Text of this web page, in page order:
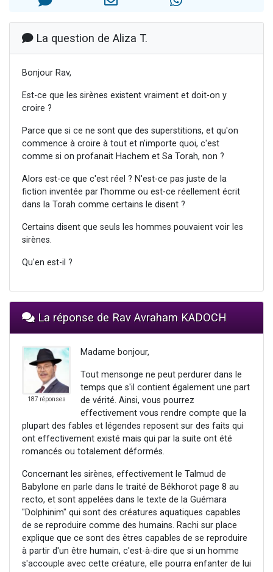
La question de Aliza T.
Bonjour Rav,
Est-ce que les sirènes existent vraiment et doit-on y
croire ?
Parce que si ce ne sont que des superstitions, et qu'on
commence à croire à tout et n'importe quoi, c'est
comme si on profanait Hachem et Sa Torah, non ?
Alors est-ce que c'est réel ? N'est-ce pas juste de la
fiction inventée par l'homme ou est-ce réellement écrit
dans la Torah comme certains le disent ?
Certains disent que seuls les hommes pouvaient voir les
sirènes.
Qu'en est-il ?
La réponse de Rav Avraham KADOCH
187 réponses
Madame bonjour,
Tout mensonge ne peut perdurer dans le
temps que s'il contient également une part
de vérité. Ainsi, vous pourrez
effectivement vous rendre compte que la
plupart des fables et légendes reposent sur des faits qui
ont effectivement existé mais qui par la suite ont été
romancés ou totalement déformés.
Concernant les sirènes, effectivement le Talmud de
Babylone en parle dans le traité de Békhorot page 8 au
recto, et sont appelées dans le texte de la Guémara
"Dolphinim" qui sont des créatures aquatiques capables
de se reproduire comme des humains. Rachi sur place
explique que ce sont des êtres capables de se reproduire
à partir d'un être humain, c'est-à-dire que si un homme
s'accouple avec cette créature, elle pourra enfanter de lui